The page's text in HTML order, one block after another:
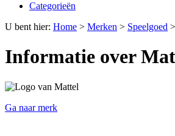
Categorieën
U bent hier: Home > Merken > Speelgoed >
Informatie over
Ga naar merk